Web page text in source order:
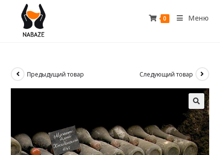
0 Меню
Предыдущий товар Следующий товар